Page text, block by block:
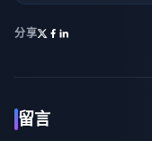
分享
留言